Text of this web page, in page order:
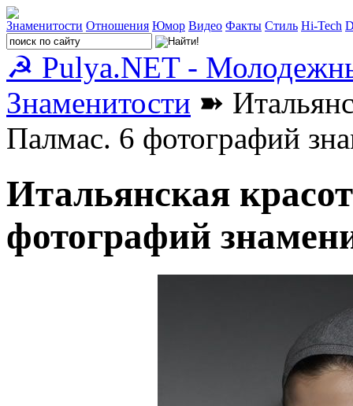
Знаменитости Отношения Юмор Видео Факты Стиль Hi-Tech
☭ Pulya.NET -
Знаменитости ➽
Палмас. 6 фотографий
Итальянская
фотографий